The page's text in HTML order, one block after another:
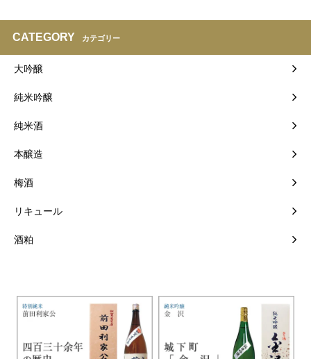
CATEGORY カテゴリー
大吟醸
純米吟醸
純米酒
本醸造
梅酒
リキュール
酒粕